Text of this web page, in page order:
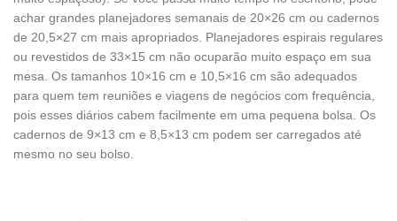
achar grandes planejadores semanais de 20×26 cm ou cadernos
de 20,5×27 cm mais apropriados. Planejadores espirais regulares
ou revestidos de 33×15 cm não ocuparão muito espaço em sua
mesa. Os tamanhos 10×16 cm e 10,5×16 cm são adequados
para quem tem reuniões e viagens de negócios com frequência,
pois esses diários cabem facilmente em uma pequena bolsa. Os
cadernos de 9×13 cm e 8,5×13 cm podem ser carregados até
mesmo no seu bolso.